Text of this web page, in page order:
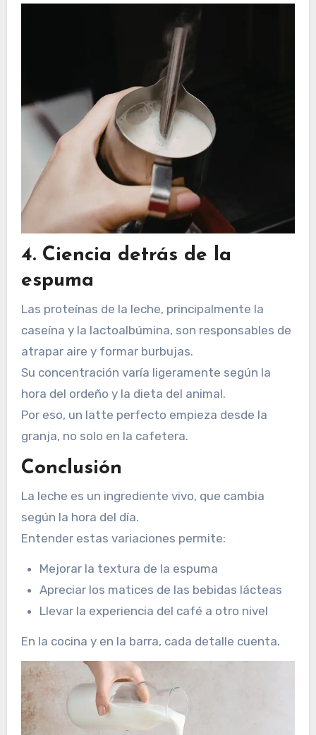
4. Ciencia detrás de la
espuma
Las proteínas de la leche, principalmente la
caseína y la lactoalbúmina, son responsables de
atrapar aire y formar burbujas.
Su concentración varía ligeramente según la
hora del ordeño y la dieta del animal.
Por eso, un latte perfecto empieza desde la
granja, no solo en la cafetera.
Conclusión
La leche es un ingrediente vivo, que cambia
según la hora del día.
Entender estas variaciones permite:
Mejorar la textura de la espuma
Apreciar los matices de las bebidas lácteas
Llevar la experiencia del café a otro nivel
En la cocina y en la barra, cada detalle cuenta.